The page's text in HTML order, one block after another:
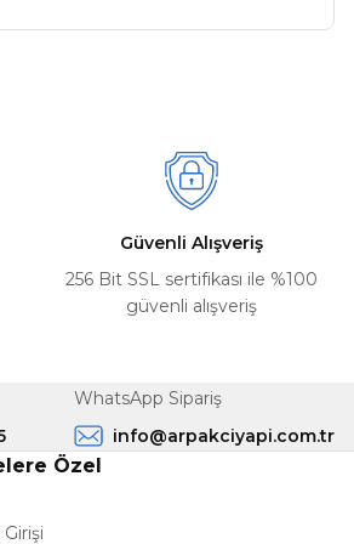
Güvenli Alışveriş
256 Bit SSL sertifikası ile %100
güvenli alışveriş
WhatsApp Sipariş
info@arpakciyapi.com.tr
Özel